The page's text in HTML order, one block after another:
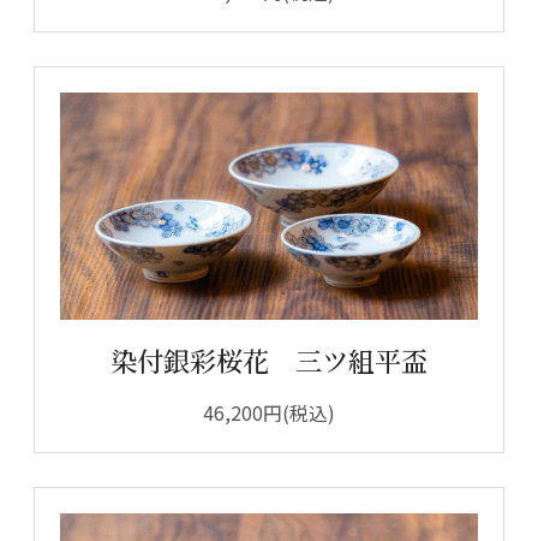
染付銀彩桜花 三ツ組平盃
46,200円(税込)